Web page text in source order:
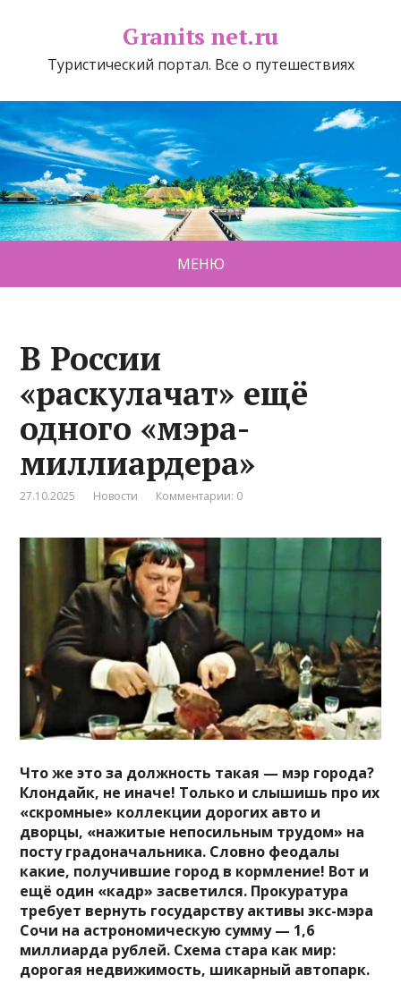
Granits net.ru
Туристический портал. Все о путешествиях
МЕНЮ
В России
«раскулачат» ещё
одного «мэра-
миллиардера»
27.10.2025 Новости Комментарии: 0
Что же это за должность такая — мэр города?
Клондайк, не иначе! Только и слышишь про их
«скромные» коллекции дорогих авто и
дворцы, «нажитые непосильным трудом» на
посту градоначальника. Словно феодалы
какие, получившие город в кормление! Вот и
ещё один «кадр» засветился. Прокуратура
требует вернуть государству активы экс-мэра
Сочи на астрономическую сумму — 1,6
миллиарда рублей. Схема стара как мир:
дорогая недвижимость, шикарный автопарк.